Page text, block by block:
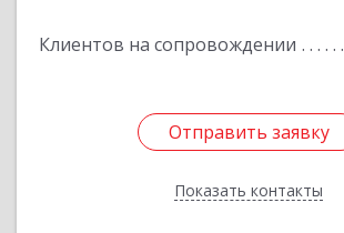
Клиентов на сопровождении
Отправить заявку
Показать контакты
Отправить заявку
Назад